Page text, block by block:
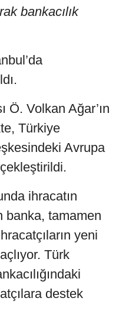
bankacılık
Ö. Volkan Ağar’ın
Türkiye
Avrupa
ihracatın
banka, tamamen
yeni
Türk
destek